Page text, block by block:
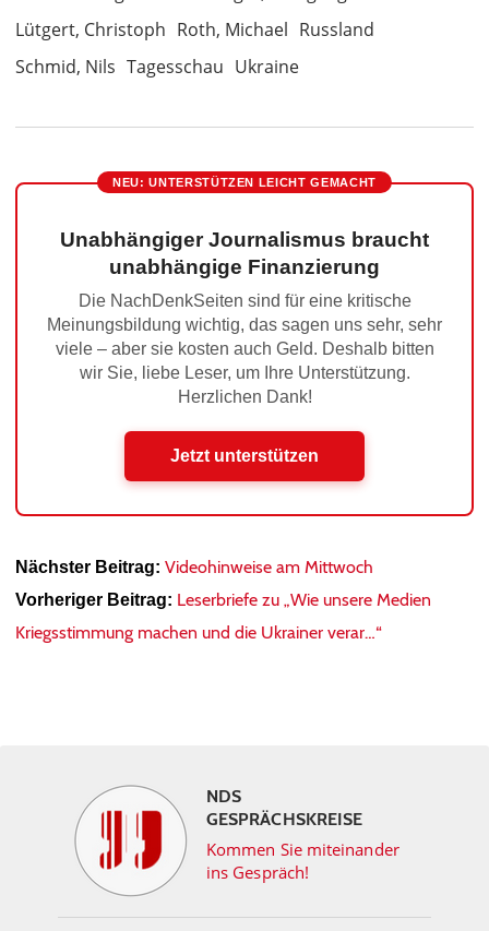
Lütgert, Christoph Roth, Michael Russland
Schmid, Nils Tagesschau Ukraine
NEU: UNTERSTÜTZEN LEICHT GEMACHT
Unabhängiger Journalismus braucht
unabhängige Finanzierung
Die NachDenkSeiten sind für eine kritische
Meinungsbildung wichtig, das sagen uns sehr, sehr
viele – aber sie kosten auch Geld. Deshalb bitten
wir Sie, liebe Leser, um Ihre Unterstützung.
Herzlichen Dank!
Jetzt unterstützen
Nächster Beitrag: Videohinweise am Mittwoch
Vorheriger Beitrag: Leserbriefe zu „Wie unsere Medien
Kriegsstimmung machen und die Ukrainer verar…“
NDS
GESPRÄCHSKREISE
Kommen Sie miteinander
ins Gespräch!